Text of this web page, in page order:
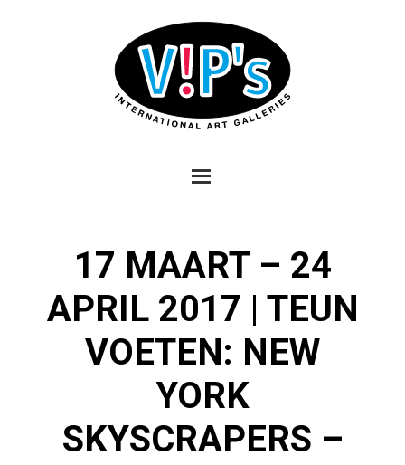
17 MAART – 24
APRIL 2017 | TEUN
VOETEN: NEW
YORK
SKYSCRAPERS –